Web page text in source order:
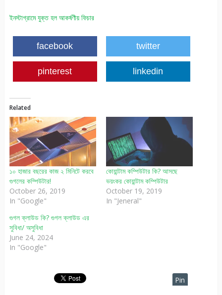
ইনস্টাগ্রামে যুক্ত হল আকর্ষণীয় ফিচার
facebook twitter
pinterest linkedin
Related
১০ হাজার বছরের কাজ ২ মিনিটে করবে
গুগলের কম্পিউটার!
October 26, 2019
In "Google"
কোয়ান্টাম কম্পিউটার কি? আসছে
ভয়ংকর কোয়ান্টাম কম্পিউটার
October 19, 2019
In "Jeneral"
গুগল ক্লাউড কি? গুগল ক্লাউড এর
সুবিধা/ অসুবিধা
June 24, 2024
In "Google"
Pin